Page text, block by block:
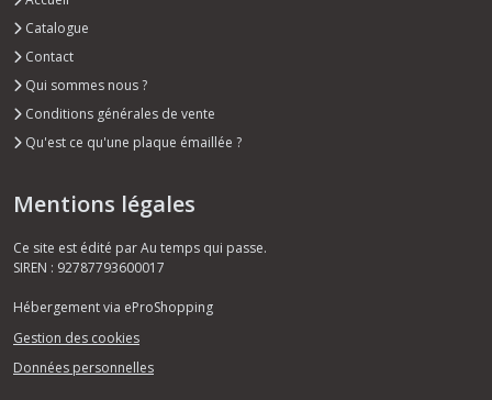
Catalogue
Contact
Qui sommes nous ?
Conditions générales de vente
Qu'est ce qu'une plaque émaillée ?
Mentions légales
Ce site est édité par Au temps qui passe.
SIREN : 92787793600017
Hébergement via eProShopping
Gestion des cookies
Données personnelles